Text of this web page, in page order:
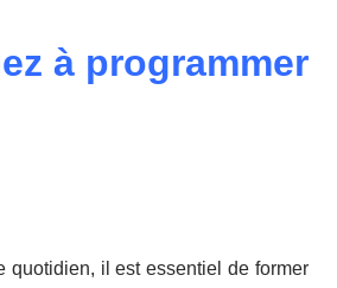
à programmer
il est essentiel de former